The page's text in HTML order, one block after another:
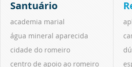
Santuário
academia marial
água mineral aparecida
cidade do romeiro
centro de apoio ao romeiro